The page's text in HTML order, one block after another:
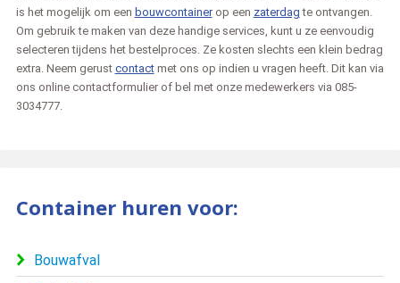
is het mogelijk om een bouwcontainerop een zaterdag te ontvangen.
Om gebruik te maken van deze handige services, kunt u ze eenvoudig
selecteren tijdens het bestelproces. Ze kosten slechts een klein bedrag
extra. Neem gerust contactmet ons op indien u vragen heeft. Dit kan via
ons online contactformulier of bel met onze medewerkers via 085-
3034777.
Container huren voor:
Bouwafval